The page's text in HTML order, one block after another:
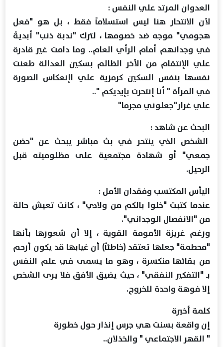
العدوان المرتد علي النفس :
لأن الانتحار هنا ليس استسلاماً فقط ، بل هو "فعل
هجومي" موجه ضد خصومها ، لترك "ندبة ذنب" أبديةً
في وجدانهم أمام الرأي العام.. وما دامت غير قادرة
علي الإنتقام من الآخر الظالم بسكين العدالة طعنت
نفسها بنفس السكين كرمزية علي اإنعكاس الصورة
في المرآة " أنا إنتحرت بإيديكم "..
علي غرار"جعلوني مجرما"
البحث عن شاهد :
الشخص الذي ينتحر في بث مباشر يبحث عن "حضن
جمعي" أو شهادة مجتمعية على مظلوميته قبل
الرحيل.
اليأس المكتسب وفقدان الأمل :
عندما كتبت "خلوا بالكم من ولادي" ، كانت تعيش حالة
من "الانفصال الوجداني".
ورغم غريزة الأمومة القوية ، إلا أن شعورها بأنها
"محطمة" جعلها تعتقد (خاطئاً) أن غيابها قد يكون أرحم
من بقائها منكسرة ، وهو ما يسمى في علم النفس
بـ "التفكير النفقي" ، حيث يضيق الأفق فلا يرى الشخص
إلا فوهة واحدة للخروج.
كلمة أخيرة
إن واقعة بسنت هي جرس إنذار حول خطورة
" القهر الاجتماعي " والخذلان..